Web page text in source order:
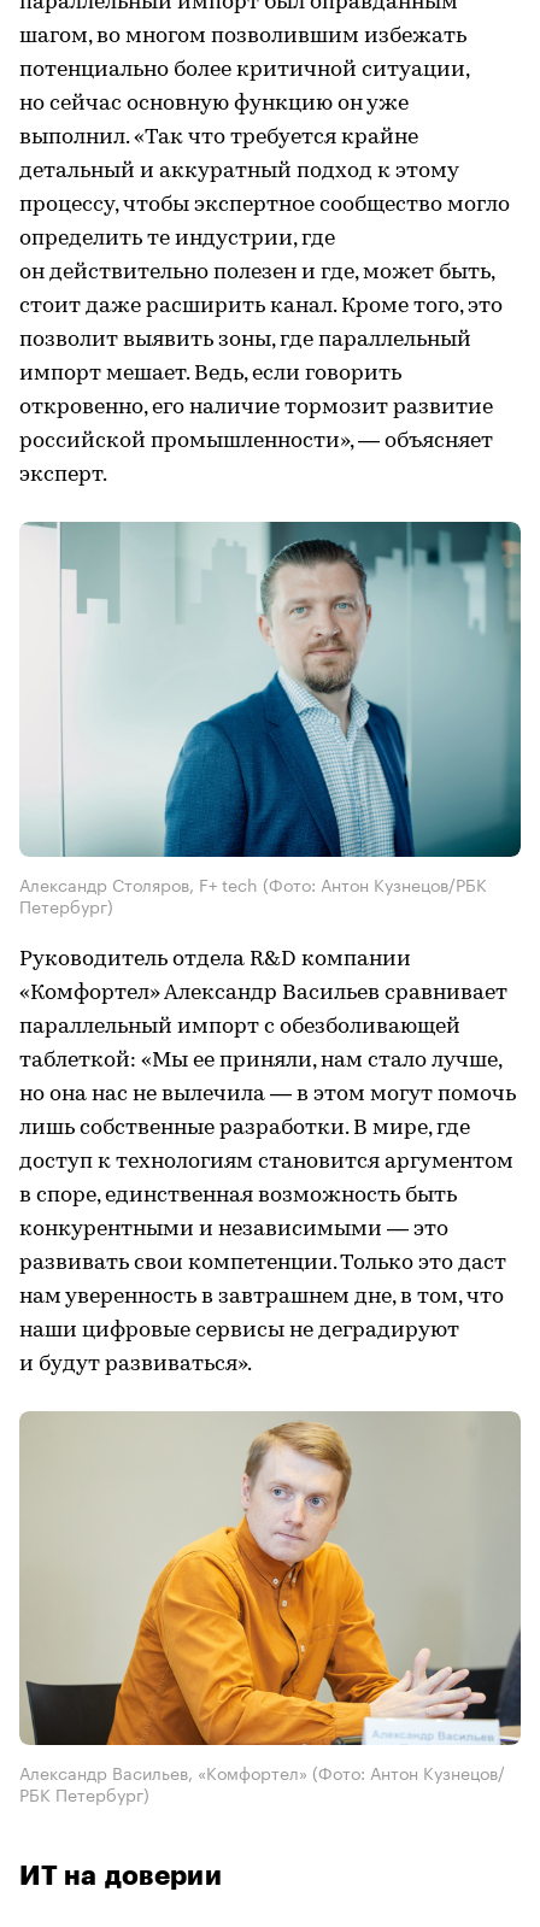
шагом, во многом позволившим избежать
потенциально более критичной ситуации,
но сейчас основную функцию он уже
выполнил. «Так что требуется крайне
детальный и аккуратный подход к этому
процессу, чтобы экспертное сообщество могло
определить те индустрии, где
он действительно полезен и где, может быть,
стоит даже расширить канал. Кроме того, это
позволит выявить зоны, где параллельный
импорт мешает. Ведь, если говорить
откровенно, его наличие тормозит развитие
российской промышленности», — объясняет
эксперт.
Александр Столяров, F+ tech (Фото: Антон Кузнецов/РБК
Петербург)
Руководитель отдела R&D компании
«Комфортел» Александр Васильев сравнивает
параллельный импорт с обезболивающей
таблеткой: «Мы ее приняли, нам стало лучше,
но она нас не вылечила — в этом могут помочь
лишь собственные разработки. В мире, где
доступ к технологиям становится аргументом
в споре, единственная возможность быть
конкурентными и независимыми — это
развивать свои компетенции. Только это даст
нам уверенность в завтрашнем дне, в том, что
наши цифровые сервисы не деградируют
и будут развиваться».
Александр Васильев, «Комфортел» (Фото: Антон Кузнецов/
РБК Петербург)
ИТ на доверии